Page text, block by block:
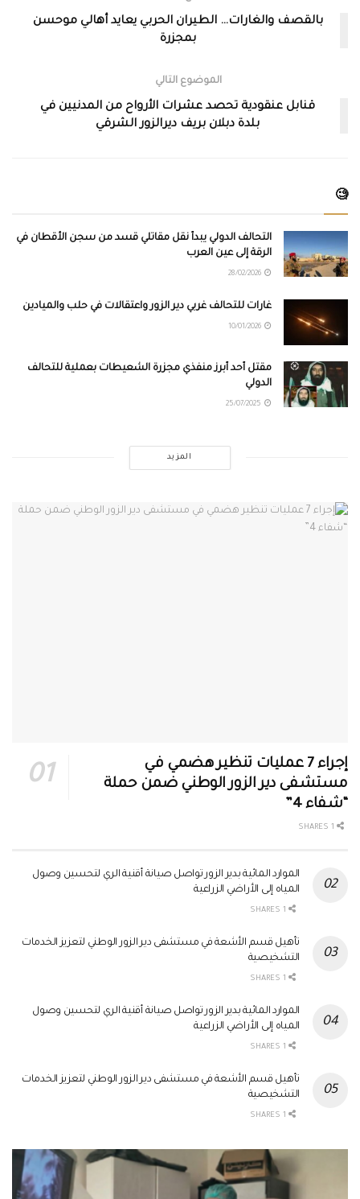
بالقصف والغارات… الطيران الحربي يعايد أهالي موحسن
بمجزرة
الموضوع التالي
قنابل عنقودية تحصد عشرات الأرواح من المدنيين في
بلدة دبلان بريف ديرالزور الشرقي
🧐
التحالف الدولي يبدأ نقل مقاتلي قسد من سجن الأقطان في
الرقة إلى عين العرب
غارات للتحالف غربي دير الزور واعتقالات في حلب والميادين
مقتل أحد أبرز منفّذي مجزرة الشعيطات بعملية للتحالف
الدولي
المزيد
إجراء 7 عمليات تنظير هضمي في
مستشفى دير الزور الوطني ضمن حملة
“شفاء 4”
الموارد المائية بدير الزور تواصل صيانة أقنية الري لتحسين وصول
المياه إلى الأراضي الزراعية
تأهيل قسم الأشعة في مستشفى دير الزور الوطني لتعزيز الخدمات
التشخيصية
الموارد المائية بدير الزور تواصل صيانة أقنية الري لتحسين وصول
المياه إلى الأراضي الزراعية
تأهيل قسم الأشعة في مستشفى دير الزور الوطني لتعزيز الخدمات
التشخيصية